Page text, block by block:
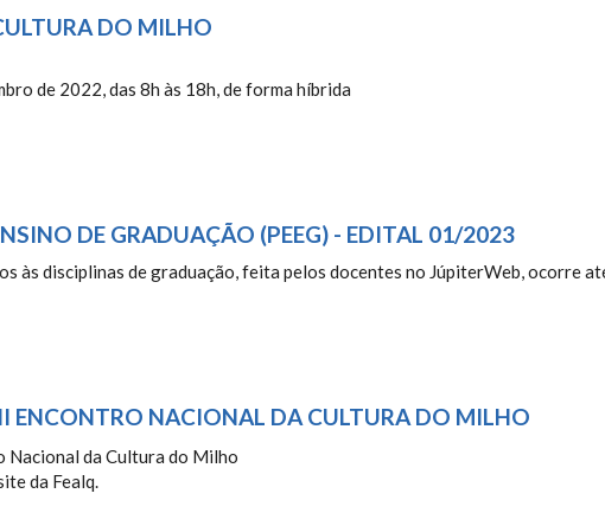
DO MILHO
de 2022, das 8h às 18h, de forma híbrida
DE GRADUAÇÃO (PEEG) - EDITAL 01/2023
às disciplinas de graduação, feita pelos docentes no JúpiterWeb, ocorre
ENCONTRO NACIONAL DA CULTURA DO MILHO
- VII ENCONTRO NACIONAL DA
da Fealq.